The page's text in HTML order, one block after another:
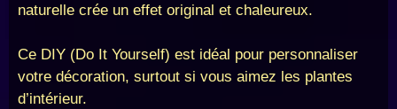
naturelle crée un effet original et chaleureux.
Ce DIY (Do It Yourself) est idéal pour personnaliser
votre décoration, surtout si vous aimez les plantes
d’intérieur.